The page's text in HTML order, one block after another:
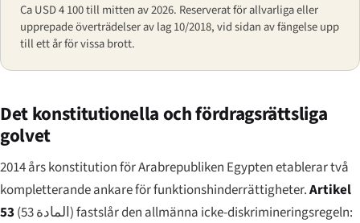
Ca USD 4 100 till mitten av 2026. Reserverat för allvarliga eller
upprepade överträdelser av lag 10/2018, vid sidan av fängelse upp
till ett år för vissa brott.
Det konstitutionella och fördragsrättsliga
golvet
2014 års konstitution för Arabrepubliken Egypten etablerar två
kompletterande ankare för funktionshinderrättigheter.Artikel
53 ( المادة 53) fastslår den allmänna icke-diskrimineringsregeln: